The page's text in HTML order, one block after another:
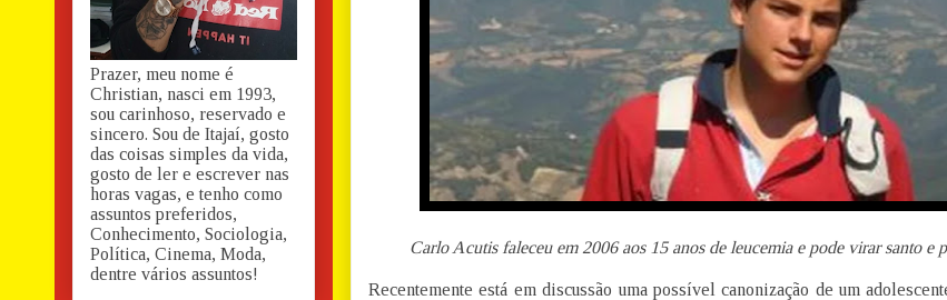
Carlo Acutis faleceu em 2006 aos 15 anos de leucemia e pode virar santo e
Recentemente está em discussão uma possível canonização de um
Prazer, meu nome é
Christian, nasci em 1993,
sou carinhoso, reservado e
sincero. Sou de Itajaí, gosto
das coisas simples da vida,
gosto de ler e escrever nas
horas vagas, e tenho como
assuntos preferidos,
Conhecimento, Sociologia,
Política, Cinema, Moda,
dentre vários assuntos!